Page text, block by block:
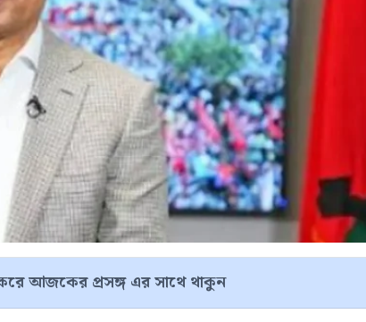
আজকের প্রসঙ্গ এর সাথে থাকুন